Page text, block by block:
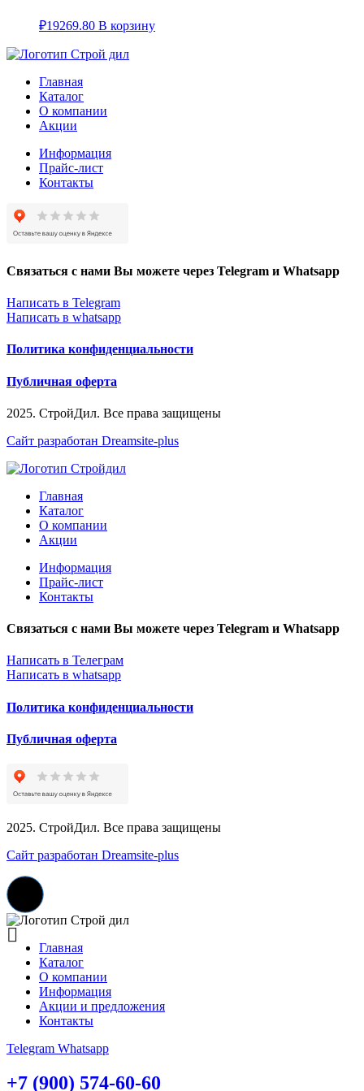
₽19269.80 В корзину
Главная
Каталог
О компании
Акции
Информация
Прайс-лист
Контакты
Связаться с нами Вы можете через Telegram и Whatsapp
Написать в Telegram
Написать в whatsapp
Политика конфиденциальности
Публичная оферта
2025. СтройДил. Все права защищены
Сайт разработан Dreamsite-plus
Главная
Каталог
О компании
Акции
Информация
Прайс-лист
Контакты
Связаться с нами Вы можете через Telegram и Whatsapp
Написать в Телеграм
Написать в whatsapp
Политика конфиденциальности
Публичная оферта
2025. СтройДил. Все права защищены
Сайт разработан Dreamsite-plus
Главная
Каталог
О компании
Информация
Акции и предложения
Контакты
Telegram Whatsapp
+7 (900) 574-60-60